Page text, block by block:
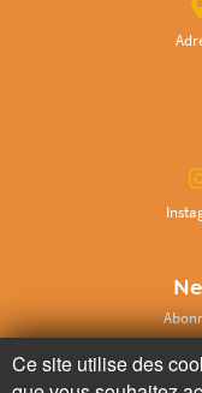
Ce site utilise des